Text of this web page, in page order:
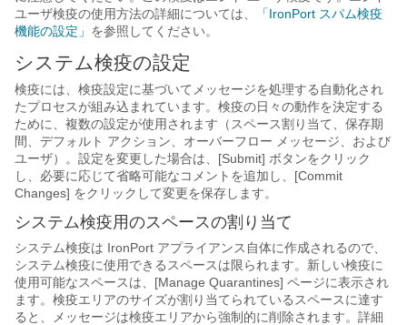
ユーザ検疫の使用方法の詳細については、
「IronPort スパム検疫
機能の設定」 を参照してください。
システム検疫の設定
検疫には、検疫設定に基づいてメッセージを処理する自動化され
たプロセスが組み込まれています。検疫の日々の動作を決定する
ために、複数の設定が使用されます（スペース割り当て、保存期
間、デフォルト アクション、オーバーフロー メッセージ、および
ユーザ）。設定を変更した場合は、[Submit] ボタンをクリック
し、必要に応じて省略可能なコメントを追加し、[Commit
Changes] をクリックして変更を保存します。
システム検疫用のスペースの割り当て
システム検疫は IronPort アプライアンス自体に作成されるので、
システム検疫に使用できるスペースは限られます。新しい検疫に
使用可能なスペースは、[Manage Quarantines] ページに表示され
ます。検疫エリアのサイズが割り当てられているスペースに達す
ると、メッセージは検疫エリアから強制的に削除されます。詳細